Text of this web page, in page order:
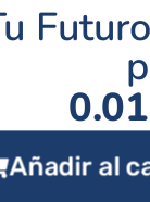
0.01
Añadir al